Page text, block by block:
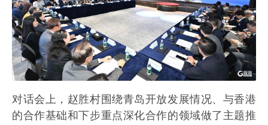
对话会上，赵胜村围绕青岛开放发展情况、与香港
的合作基础和下步重点深化合作的领域做了主题推